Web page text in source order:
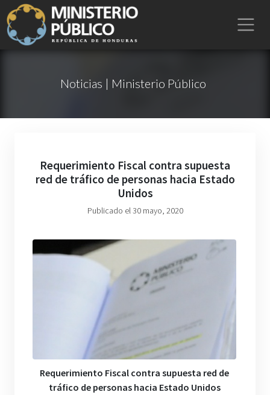
Noticias | Ministerio Público
Requerimiento Fiscal contra supuesta
red de tráfico de personas hacia Estado
Unidos
Publicado el 30 mayo, 2020
Requerimiento Fiscal contra supuesta red de
tráfico de personas hacia Estado Unidos